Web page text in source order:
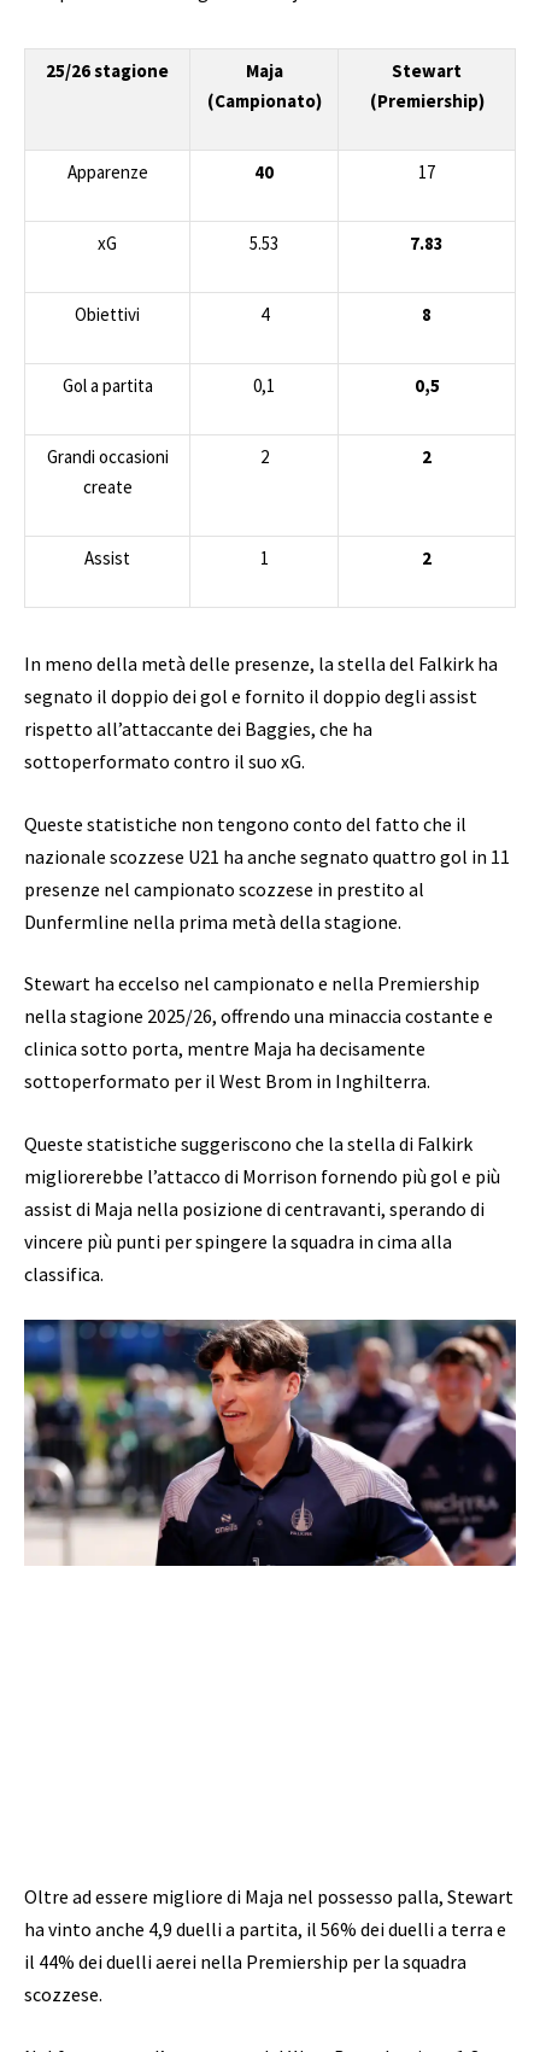
25/26 stagione
Maja
(Campionato)
Stewart
(Premiership)
Apparenze 40 17
xG 5.53 7.83
Obiettivi 4 8
Gol a partita 0,1 0,5
Grandi occasioni
create
2 2
Assist 1 2
In meno della metà delle presenze, la stella del Falkirk ha
segnato il doppio dei gol e fornito il doppio degli assist
rispetto all’attaccante dei Baggies, che ha
sottoperformato contro il suo xG.
Queste statistiche non tengono conto del fatto che il
nazionale scozzese U21 ha anche segnato quattro gol in 11
presenze nel campionato scozzese in prestito al
Dunfermline nella prima metà della stagione.
Stewart ha eccelso nel campionato e nella Premiership
nella stagione 2025/26, offrendo una minaccia costante e
clinica sotto porta, mentre Maja ha decisamente
sottoperformato per il West Brom in Inghilterra.
Queste statistiche suggeriscono che la stella di Falkirk
migliorerebbe l’attacco di Morrison fornendo più gol e più
assist di Maja nella posizione di centravanti, sperando di
vincere più punti per spingere la squadra in cima alla
classifica.
Oltre ad essere migliore di Maja nel possesso palla, Stewart
ha vinto anche 4,9 duelli a partita, il 56% dei duelli a terra e
il 44% dei duelli aerei nella Premiership per la squadra
scozzese.